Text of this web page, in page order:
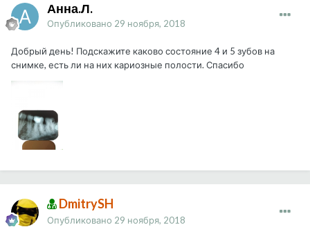
Анна.Л.
Опубликовано 29 ноября, 2018
Добрый день! Подскажите каково состояние 4 и 5 зубов на
снимке, есть ли на них кариозные полости. Спасибо
DmitrySH
Опубликовано 29 ноября, 2018